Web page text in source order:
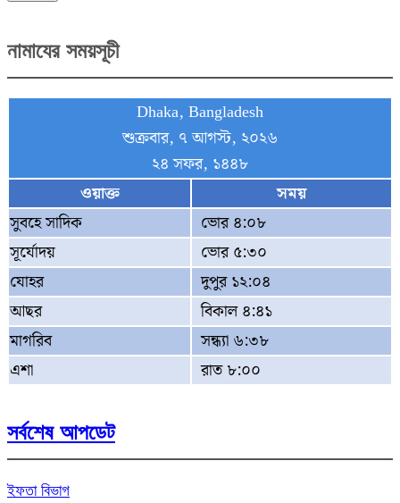
নামাযের সময়সূচী
Dhaka, Bangladesh
শুক্রবার, ৭ আগস্ট, ২০২৬
২৪ সফর, ১৪৪৮
ওয়াক্ত
সময়
সুবহে সাদিক
ভোর ৪:০৮
সূর্যোদয়
ভোর ৫:৩০
যোহর
দুপুর ১২:০৪
আছর
বিকাল ৪:৪১
মাগরিব
সন্ধ্যা ৬:৩৮
এশা
রাত ৮:০০
সর্বশেষ আপডেট
ইফতা বিভাগ